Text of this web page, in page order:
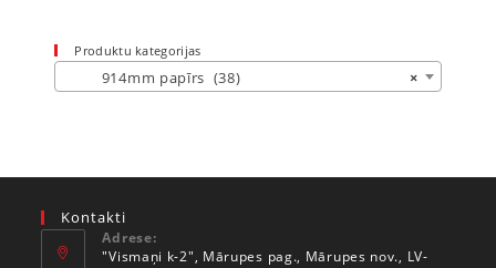
Produktu kategorijas
×
914mm papīrs (38)
Kontakti
Adrese:
"Vismaņi k-2", Mārupes pag., Mārupes nov., LV-